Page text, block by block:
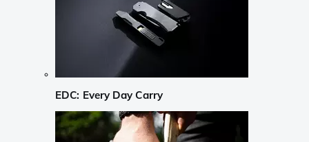
EDC: Every Day Carry